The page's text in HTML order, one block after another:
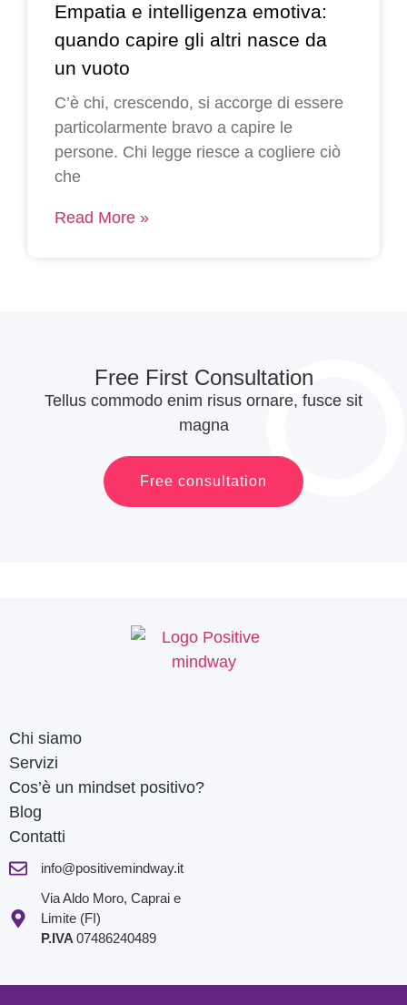
Empatia e intelligenza emotiva:
quando capire gli altri nasce da
un vuoto
C’è chi, crescendo, si accorge di essere
particolarmente bravo a capire le
persone. Chi legge riesce a cogliere ciò
che
Read More »
Free First Consultation​
Tellus commodo enim risus ornare, fusce sit
magna
Free consultation
Chi siamo
Servizi
Cos’è un mindset positivo?
Blog
Contatti
info@positivemindway.it
Via Aldo Moro, Caprai e
Limite (FI)
P.IVA 07486240489